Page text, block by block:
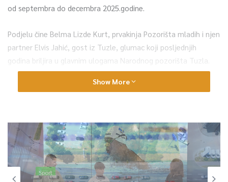
od septembra do decembra 2025.godine.
Podjelu čine Belma Lizde Kurt, prvakinja Pozorišta mladih i njen
partner Elvis Jahić, gost iz Tuzle, glumac koji posljednjih
godina briljira u glavnim ulogama Narodnog pozorišta Tuzla.
Adaptaciju i režiju tog komada potpisuje višestruko nagrađivani
bosanskohercegovački reditelj Aleš Kurt. Specifično korištenje
–Tema odlaska mladih u potrazi za boljim životom
izuzetno je relevantna za Bosnu i Hercegovinu, koja se već
godinama suočava s problemom masovnih migracija.
Predstava koristi univerzalni jezik teatra da ispriča priču
koja pogađa mnoge porodice u našoj domovini, dok
Show More
Sarajevo